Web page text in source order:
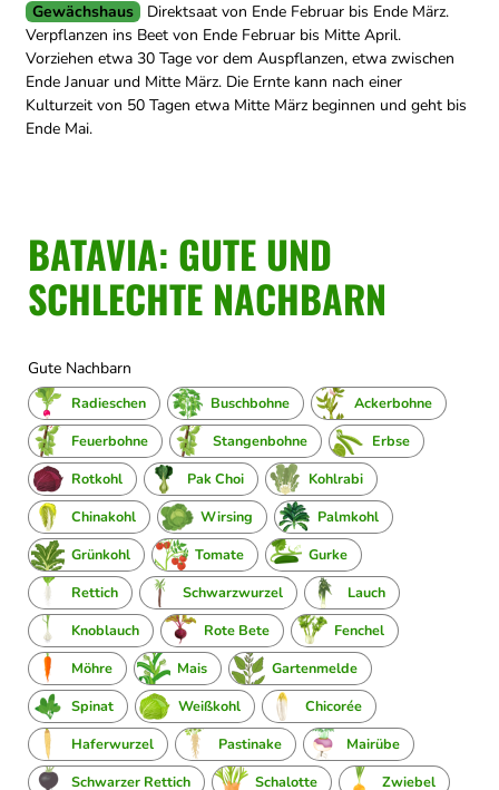
Gewächshaus
Direktsaat von Ende Februar bis Ende März.
Verpflanzen ins Beet von Ende Februar bis Mitte April.
Vorziehen etwa 30 Tage vor dem Auspflanzen, etwa zwischen
Ende Januar und Mitte März. Die Ernte kann nach einer
Kulturzeit von 50 Tagen etwa Mitte März beginnen und geht bis
Ende Mai.
BATAVIA: GUTE UND
SCHLECHTE NACHBARN
Gute Nachbarn
Radieschen Buschbohne
Ackerbohne
Feuerbohne
Stangenbohne
Erbse
Rotkohl
Pak Choi
Kohlrabi
Chinakohl
Wirsing
Palmkohl
Grünkohl
Tomate
Gurke
Rettich
Schwarzwurzel
Lauch
Knoblauch
Rote Bete
Fenchel
Möhre
Mais
Gartenmelde
Spinat
Weißkohl
Chicorée
Haferwurzel
Pastinake
Mairübe
Schwarzer Rettich
Schalotte Zwiebel